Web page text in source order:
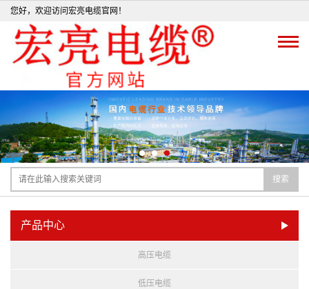
您好，欢迎访问宏亮电缆官网！
搜索
产品中心
高压电缆
低压电缆